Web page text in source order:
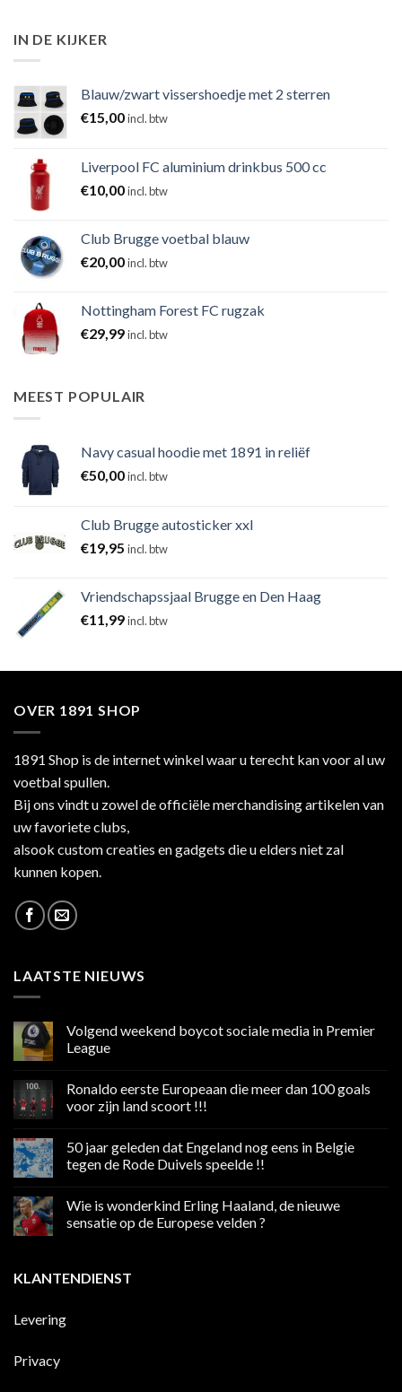
IN DE KIJKER
Blauw/zwart vissershoedje met 2 sterren
€15,00incl. btw
Liverpool FC aluminium drinkbus 500 cc
€10,00incl. btw
Club Brugge voetbal blauw
€20,00incl. btw
Nottingham Forest FC rugzak
€29,99incl. btw
MEEST POPULAIR
Navy casual hoodie met 1891 in reliëf
€50,00incl. btw
Club Brugge autosticker xxl
€19,95 incl. btw
Vriendschapssjaal Brugge en Den Haag
€11,99incl. btw
OVER 1891 SHOP
1891 Shop is de internet winkel waar u terecht kan voor al uw
voetbal spullen.
Bij ons vindt u zowel de officiële merchandising artikelen van
uw favoriete clubs,
alsook custom creaties en gadgets die u elders niet zal
kunnen kopen.
LAATSTE NIEUWS
Volgend weekend boycot sociale media in Premier
League
op
weekend
media
in
Premier
Ronaldo eerste Europeaan die meer dan 100 goals
voor zijn land scoort !!!
op
Ronaldo
eerste
meer
100
land
scoort
50 jaar geleden dat Engeland nog eens in Belgie
tegen de Rode Duivels speelde !!
op
jaar
nog
eens
tegen
Wie is wonderkind Erling Haaland, de nieuwe
sensatie op de Europese velden ?
Wie
is
Haaland,
KLANTENDIENST
Levering
Privacy